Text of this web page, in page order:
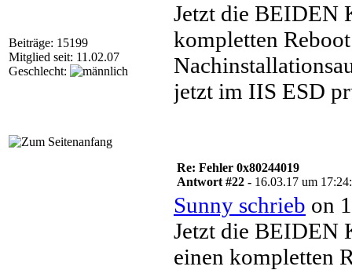
Beiträge: 15199
Mitglied seit: 11.02.07
Geschlecht:
Jetzt die BEIDEN
kompletten
jetzt im IIS ESD
Re: Fehler 0x80244019
Antwort #22 - 16.03.17 um
Sunny schrieb on
Jetzt die BEIDEN
einen kompletten